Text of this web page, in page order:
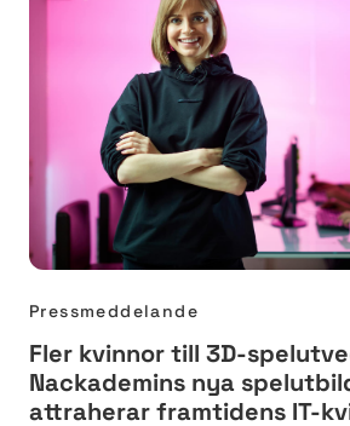
Pressmeddelande
Fler kvinnor till 3D-
Nackademins nya
attraherar framtidens IT-